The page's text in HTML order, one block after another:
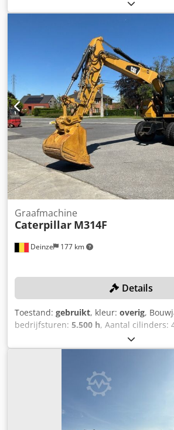
Bouwjaar: 2022 * Bedrijfsgewicht:
Deinze 177 km
Graafmachine
Caterpillar M314F
Details
Toestand: gebruikt, kleur: overig,
bedrijfsturen: 5.500 h, Aantal cilinders:
15.320 kg Breedte: 255 cm
Serienummer: CF4A00262
aanwezig: ja Datum eerste toelating:
Bedrijfstijden: 5500 uur Motor:
cilinders: 4 Vermogen: 110 kW
Graafdiepte: 5,03 m Maximale reikwijdte:
Breekkracht: 103 kN Rijsnelheid: tot 37
10.00-20 CE-conform: ja EPA-gekeurd